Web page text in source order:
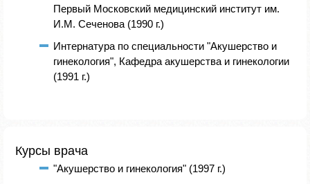
Первый Московский медицинский институт им.
И.М. Сеченова (1990 г.)
Интернатура по специальности "Акушерство и
гинекология", Кафедра акушерства и гинекологии
(1991 г.)
Курсы врача
"Акушерство и гинекология" (1997 г.)